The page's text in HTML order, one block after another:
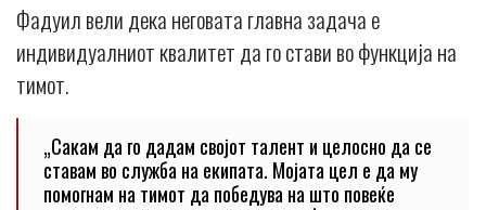
Фадуил вели дека неговата главна задача е
индивидуалниот квалитет да го стави во функција на
тимот.
„Сакам да го дадам својот талент и целосно да се
ставам во служба на екипата. Мојата цел е да му
помогнам на тимот да победува на што повеќе